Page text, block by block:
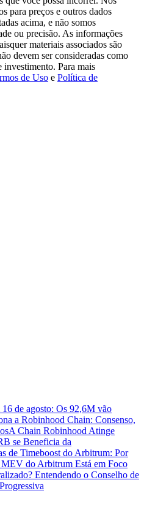
e interesses flexíveis
passiva
para preços e outros dados
acima, e não somos
ou precisão. As informações
materiais associados são
devem ser consideradas como
investimento. Para mais
de Uso e Política de
de agosto: Os 92,6M vão
a Robinhood Chain: Consenso,
A Chain Robinhood Atinge
se Beneficia da
de Timeboost do Arbitrum: Por
do Arbitrum Está em Foco
Entendendo o Conselho de